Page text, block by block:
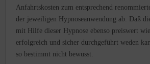
Anfahrtskosten zum entsprechend
der jeweiligen Hypnoseanwendung ab. Daß
mit Hilfe dieser Hypnose ebenso preiswert wie
erfolgreich und sicher durchgeführt weden
so bestimmt nicht bewusst.